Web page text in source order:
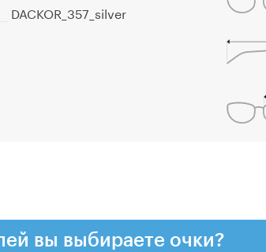
DACKOR_357_silver
вы выбираете очки?